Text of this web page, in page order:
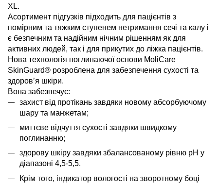
XL.
Асортимент підгузків підходить для пацієнтів з
помірним та тяжким ступенем нетримання сечі та калу і
є безпечним та надійним нічним рішенням як для
активних людей, так і для прикутих до ліжка пацієнтів.
Нова технологія поглинаючої основи MoliCare
SkinGuard® розроблена для забезпечення сухості та
здоров’я шкіри.
Вона забезпечує:
захист від протікань завдяки новому абсорбуючому
шару та манжетам;
миттєве відчуття сухості завдяки швидкому
поглинанню;
здорову шкіру завдяки збалансованому рівню рН у
діапазоні 4,5-5,5.
Крім того, індикатор вологості на зворотному боці